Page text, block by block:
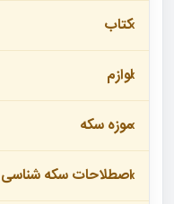
کتاب
لوازم
موزه سکه
اصطلاحات سکه شناسی